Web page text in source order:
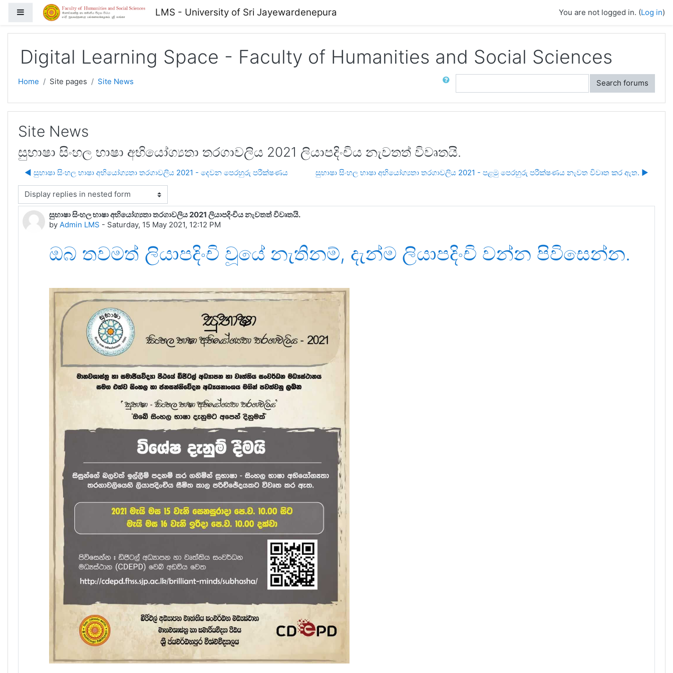
Skip to main content
Side panel LMS - University of Sri Jayewardenepura You are not logged in. (Log in)
Digital Learning Space - Faculty of Humanities and Social Sciences
Home Site pages Site News
Search forums
Site News
සුභාෂා සිංහල භාෂා අභියෝග්‍යතා තරගාවලිය 2021 ලියාපදිංචිය නැවතත් විවෘතයි.
◀︎ සුභාෂා සිංහල භාෂා අභියෝග්‍යතා තරගාවලිය 2021 - දෙවන පෙරහුරු පරීක්ෂණය සුභාෂා සිංහල භාෂා අභියෝග්‍යතා තරගාවලිය 2021 - පළමු පෙරහුරු පරීක්ෂණය නැවත විවෘත කර ඇත. ▶︎
mode
සුභාෂා සිංහල භාෂා අභියෝග්‍යතා තරගාවලිය 2021 ලියාපදිංචිය නැවතත් විවෘතයි.
by Admin LMS - Saturday, 15 May 2021, 12:12 PM
Number of replies: 0
ඔබ තවමත් ලියාපදිංචි වූයේ නැතිනම්, දැන්ම ලියාපදිංචි වන්න පිවිසෙන්න.